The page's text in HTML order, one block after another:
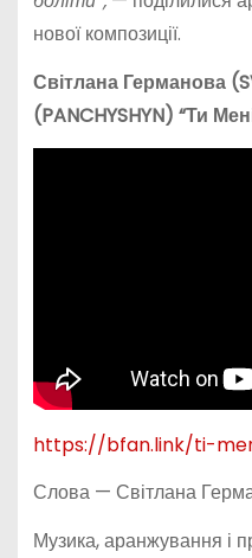
нової композиції.
Світлана Германова
(PANCHYSHYN) “Ти
https://bfan.link/ti-
Слова — Світлана
Музика, аранжування і